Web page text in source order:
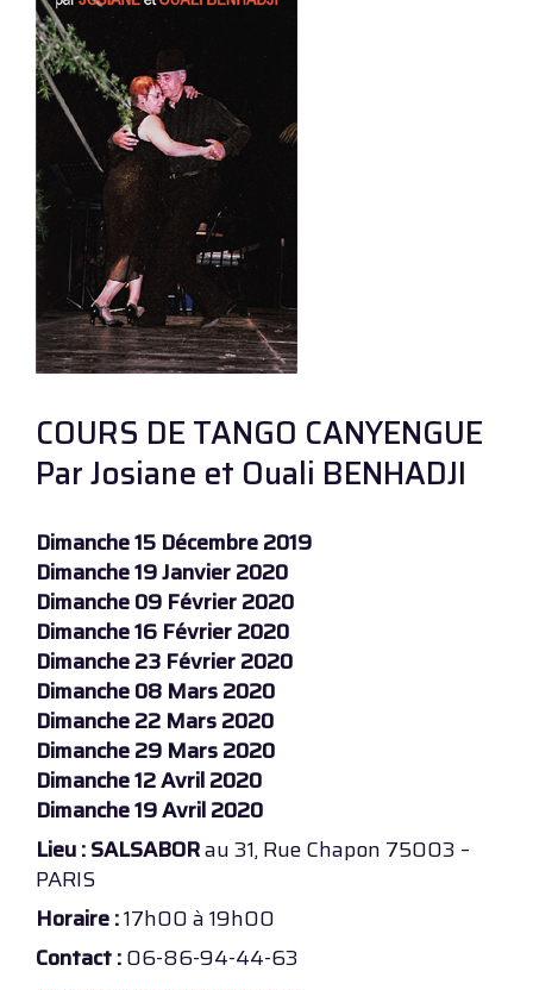
COURS DE TANGO CANYENGUE
Par Josiane et Ouali BENHADJI
Dimanche 15 Décembre 2019
Dimanche 19 Janvier 2020
Dimanche 09 Février 2020
Dimanche 16 Février 2020
Dimanche 23 Février 2020
Dimanche 08 Mars 2020
Dimanche 22 Mars 2020
Dimanche 29 Mars 2020
Dimanche 12 Avril 2020
Dimanche 19 Avril 2020
Lieu : SALSABORau 31, Rue Chapon 75003 –
PARIS
Horaire :17h00 à 19h00
Contact :06-86-94-44-63